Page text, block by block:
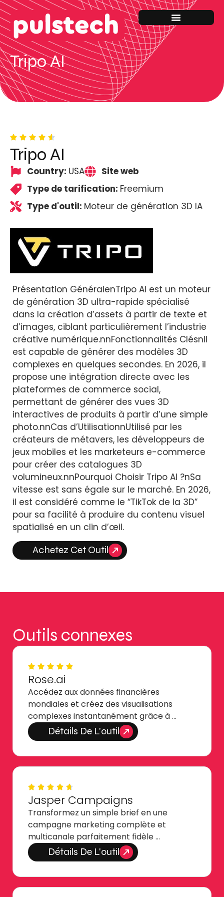
Tripo AI
Tripo AI
Country: USA
Site web
Type de tarification: Freemium
Type d'outil: Moteur de génération 3D IA
Présentation GénéralenTripo AI est un moteur
de génération 3D ultra-rapide spécialisé
dans la création d’assets à partir de texte et
d’images, ciblant particulièrement l’industrie
créative numérique.nnFonctionnalités ClésnIl
est capable de générer des modèles 3D
complexes en quelques secondes. En 2026, il
propose une intégration directe avec les
plateformes de commerce social,
permettant de générer des vues 3D
interactives de produits à partir d’une simple
photo.nnCas d’UtilisationnUtilisé par les
créateurs de métavers, les développeurs de
jeux mobiles et les marketeurs e-commerce
pour créer des catalogues 3D
volumineux.nnPourquoi Choisir Tripo AI ?nSa
vitesse est sans égale sur le marché. En 2026,
il est considéré comme le “TikTok de la 3D”
pour sa facilité à produire du contenu visuel
spatialisé en un clin d’œil.
Achetez Cet Outil
Outils connexes
Rose.ai
Accédez aux données financières
mondiales et créez des visualisations
complexes instantanément grâce à …
Détails De L'outil
Jasper Campaigns
Transformez un simple brief en une
campagne marketing complète et
multicanale parfaitement fidèle …
Détails De L'outil